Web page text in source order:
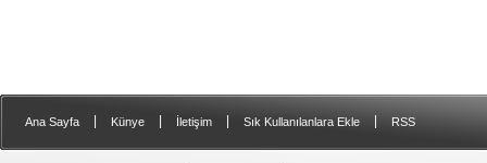
Ana Sayfa Künye İletişim Sık Kullanılanlara Ekle RSS